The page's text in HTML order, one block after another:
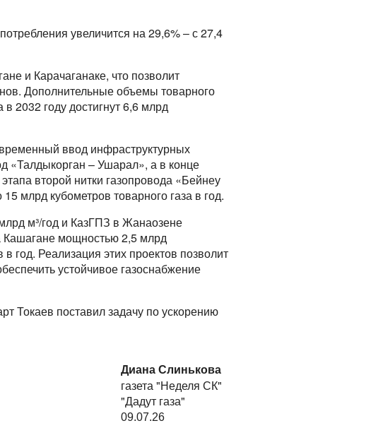
увеличится на 29,6% – с 27,4
и Карачаганаке, что позволит
Дополнительные объемы товарного
2032 году достигнут 6,6 млрд
ввод инфраструктурных
«Талдыкорган – Ушарал», а в конце
второй нитки газопровода «Бейнеу
млрд кубометров товарного газа в год.
м³/год и КазГПЗ в Жанаозене
Кашагане мощностью 2,5 млрд
год. Реализация этих проектов позволит
устойчивое газоснабжение
Токаев поставил задачу по ускорению
Диана Слинькова
газета "Неделя СК"
"Дадут газа"
09.07.26